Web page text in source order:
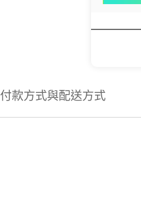
付款方式與配送方式